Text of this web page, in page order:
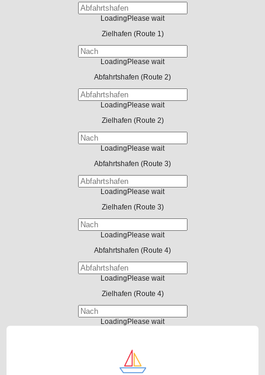
Loading Please wait
Zielhafen (Route 1)
Loading Please wait
Abfahrtshafen (Route 2)
Loading Please wait
Zielhafen (Route 2)
Loading Please wait
Abfahrtshafen (Route 3)
Loading Please wait
Zielhafen (Route 3)
Loading Please wait
Abfahrtshafen (Route 4)
Loading Please wait
Zielhafen (Route 4)
Loading Please wait